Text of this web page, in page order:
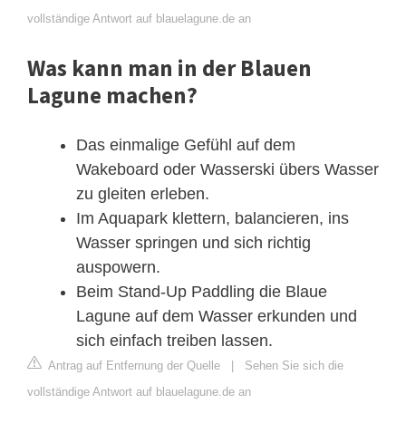
vollständige Antwort auf blauelagune.de an
Was kann man in der Blauen
Lagune machen?
Das einmalige Gefühl auf dem
Wakeboard oder Wasserski übers Wasser
zu gleiten erleben.
Im Aquapark klettern, balancieren, ins
Wasser springen und sich richtig
auspowern.
Beim Stand-Up Paddling die Blaue
Lagune auf dem Wasser erkunden und
sich einfach treiben lassen.
Antrag auf Entfernung der Quelle | Sehen Sie sich die
vollständige Antwort auf blauelagune.de an